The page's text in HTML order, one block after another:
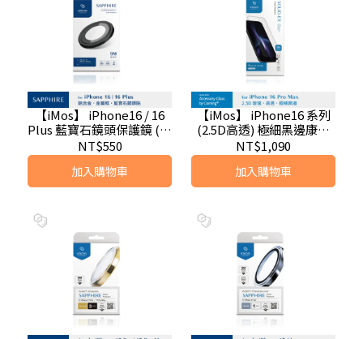
【iMos】 iPhone16 / 16
Plus 藍寶石鏡頭保護鏡 (兩
顆)-6色
NT$550
加入購物車
【iMos】 iPhone16 系列
(2.5D高透) 極細黑邊康寧
玻璃貼 (AGbc)
NT$1,090
加入購物車